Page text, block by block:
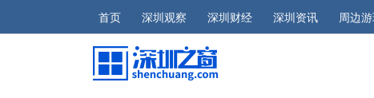
首页 深圳观察 深圳财经 深圳资讯 周边